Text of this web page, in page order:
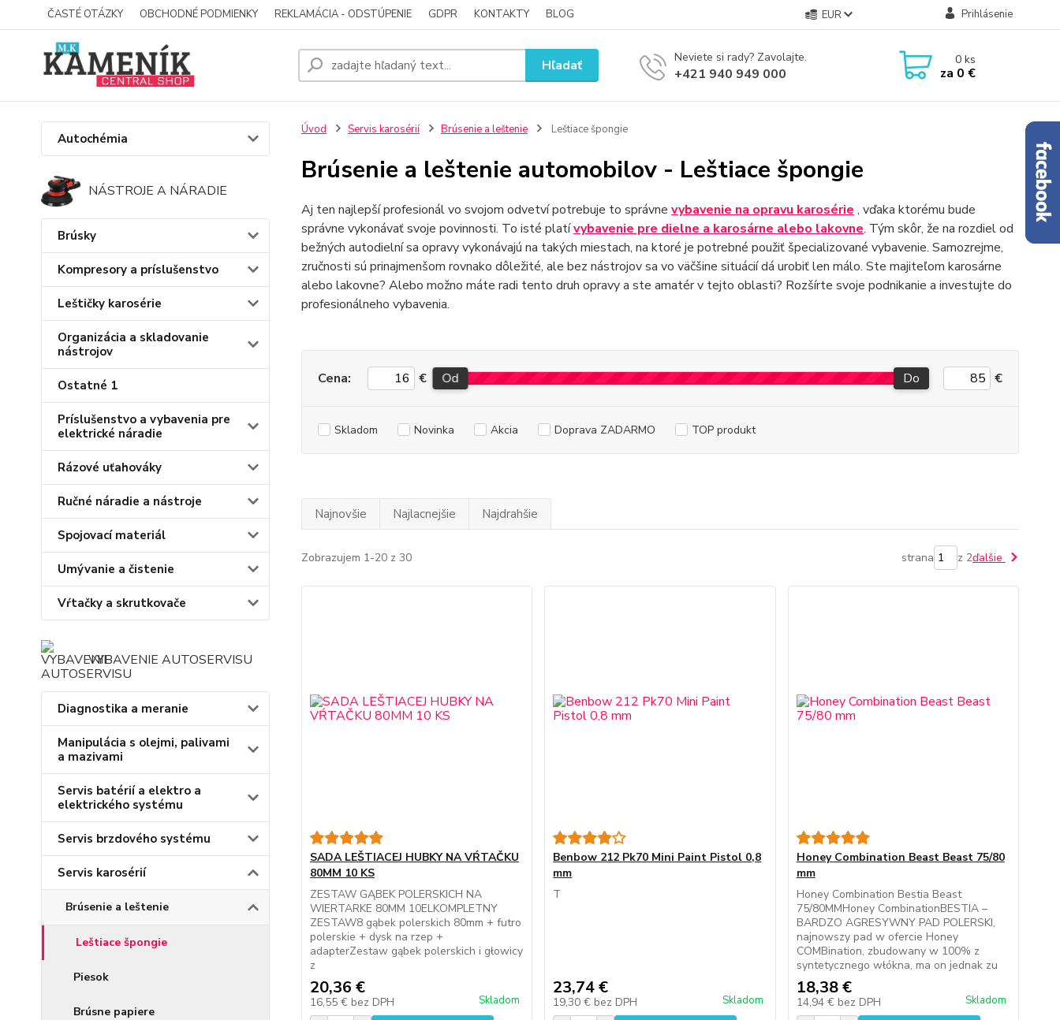
ČASTÉ OTÁZKY OBCHODNÉ PODMIENKY REKLAMÁCIA - ODSTÚPENIE GDPR KONTAKTY BLOG EUR Prihlásenie
Hľadať Neviete si rady? Zavolajte.
+421 940 949 000
0ks
za 0 €
Autochémia
NÁSTROJE A NÁRADIE
Brúsky
Kompresory a príslušenstvo
Leštičky karosérie
Organizácia a skladovanie
nástrojov
Ostatné 1
Príslušenstvo a vybavenia pre
elektrické náradie
Rázové uťahováky
Ručné náradie a nástroje
Spojovací materiál
Umývanie a čistenie
Vŕtačky a skrutkovače
VYBAVENIE AUTOSERVISU
Diagnostika a meranie
Manipulácia s olejmi, palivami
a mazivami
Servis batérií a elektro a
elektrického systému
Servis brzdového systému
Servis karosérií
Brúsenie a leštenie
Leštiace špongie
Piesok
Brúsne papiere
Úvod Servis karosérií Brúsenie a leštenie Leštiace špongie
Brúsenie a leštenie automobilov - Leštiace špongie
Aj ten najlepší profesionál vo svojom odvetví potrebuje to správne vybavenie na opravu karosérie , vďaka ktorému bude
správne vykonávať svoje povinnosti. To isté platívybavenie pre dielne a karosárne alebo lakovne. Tým skôr, že na rozdiel od
bežných autodielní sa opravy vykonávajú na takých miestach, na ktoré je potrebné použiť špecializované vybavenie. Samozrejme,
zručnosti sú prinajmenšom rovnako dôležité, ale bez nástrojov sa vo väčšine situácií dá urobiť len málo. Ste majiteľom karosárne
alebo lakovne? Alebo možno máte radi tento druh opravy a ste amatér v tejto oblasti? Rozšírte svoje podnikanie a investujte do
profesionálneho vybavenia.
Cena: € Od Do €
Skladom Novinka Akcia Doprava ZADARMO TOP produkt
Najnovšie Najlacnejšie Najdrahšie
Zobrazujem 1-20 z 30 strana z 2ďalšie
SADA LEŠTIACEJ HUBKY NA VŔTAČKU
80MM 10 KS
ZESTAW GĄBEK POLERSKICH NA
WIERTARKE 80MM 10ELKOMPLETNY
ZESTAW8 gąbek polerskich 80mm + futro
polerskie + dysk na rzep +
adapterZestaw gąbek polerskich i głowicy
z
20,36 €
16,55 € bez DPH Skladom
Benbow 212 Pk70 Mini Paint Pistol 0,8
mm
T
23,74 €
19,30 € bez DPH Skladom
Honey Combination Beast Beast 75/80
mm
Honey Combination Bestia Beast
75/80MMHoney CombinationBESTIA –
BARDZO AGRESYWNY PAD POLERSKI,
najnowszy pad w ofercie Honey
COMBination, zbudowany w 100% z
syntetycznego włókna, ma on jednak zu
18,38 €
14,94 € bez DPH Skladom